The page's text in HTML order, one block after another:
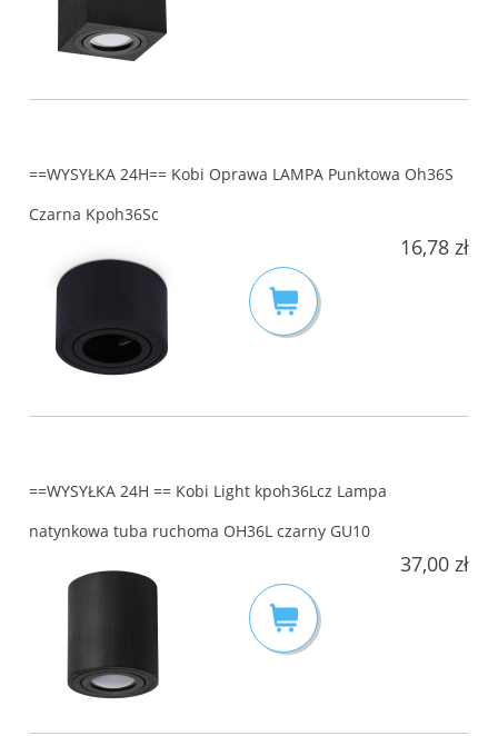
==WYSYŁKA 24H== Kobi Oprawa LAMPA Punktowa Oh36S
Czarna Kpoh36Sc
16,78 zł
==WYSYŁKA 24H == Kobi Light kpoh36Lcz Lampa
natynkowa tuba ruchoma OH36L czarny GU10
37,00 zł